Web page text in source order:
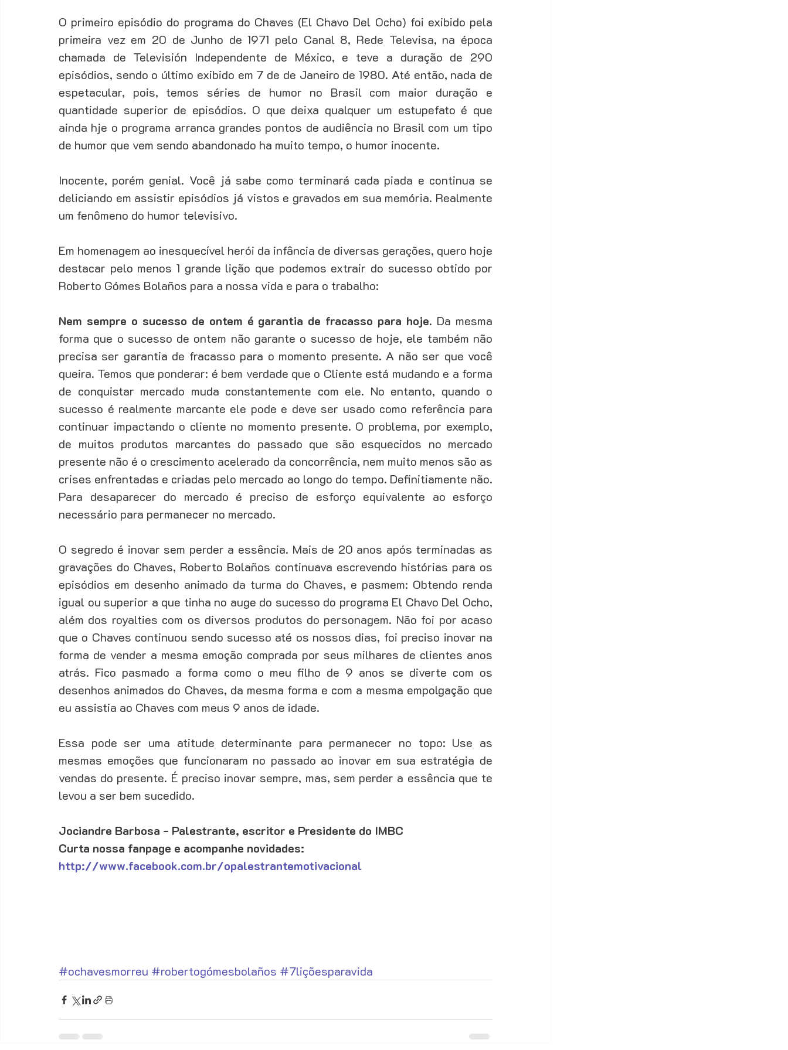
Fechamento Fidelização Funil de vendas Geração de leads Gestão de clientes Gestão de equipe
Gestão de Vendas
O primeiro episódio do programa do Chaves (El Chavo Del Ocho) foi exibido pela
primeira vez em 20 de Junho de 1971 pelo Canal 8, Rede Televisa, na época
chamada de Televisión Independente de México, e teve a duração de 290
episódios, sendo o último exibido em 7 de de Janeiro de 1980. Até então, nada de
espetacular, pois, temos séries de humor no Brasil com maior duração e
quantidade superior de episódios. O que deixa qualquer um estupefato é que
ainda hje o programa arranca grandes pontos de audiência no Brasil com um tipo
de humor que vem sendo abandonado ha muito tempo, o humor inocente.
Inocente, porém genial. Você já sabe como terminará cada piada e continua se
deliciando em assistir episódios já vistos e gravados em sua memória. Realmente
um fenômeno do humor televisivo.
Em homenagem ao inesquecível herói da infância de diversas gerações, quero hoje
destacar pelo menos 1 grande lição que podemos extrair do sucesso obtido por
Roberto Gómes Bolaños para a nossa vida e para o trabalho:
Nem sempre o sucesso de ontem é garantia de fracasso para hoje. Da mesma
forma que o sucesso de ontem não garante o sucesso de hoje, ele também não
precisa ser garantia de fracasso para o momento presente. A não ser que você
queira. Temos que ponderar: é bem verdade que o Cliente está mudando e a forma
de conquistar mercado muda constantemente com ele. No entanto, quando o
sucesso é realmente marcante ele pode e deve ser usado como referência para
continuar impactando o cliente no momento presente. O problema, por exemplo,
de muitos produtos marcantes do passado que são esquecidos no mercado
presente não é o crescimento acelerado da concorrência, nem muito menos são as
crises enfrentadas e criadas pelo mercado ao longo do tempo. Definitiamente não.
Para desaparecer do mercado é preciso de esforço equivalente ao esforço
necessário para permanecer no mercado.
O segredo é inovar sem perder a essência. Mais de 20 anos após terminadas as
gravações do Chaves, Roberto Bolaños continuava escrevendo histórias para os
episódios em desenho animado da turma do Chaves, e pasmem: Obtendo renda
igual ou superior a que tinha no auge do sucesso do programa El Chavo Del Ocho,
além dos royalties com os diversos produtos do personagem. Não foi por acaso
que o Chaves continuou sendo sucesso até os nossos dias, foi preciso inovar na
forma de vender a mesma emoção comprada por seus milhares de clientes anos
atrás. Fico pasmado a forma como o meu filho de 9 anos se diverte com os
desenhos animados do Chaves, da mesma forma e com a mesma empolgação que
eu assistia ao Chaves com meus 9 anos de idade.
Essa pode ser uma atitude determinante para permanecer no topo: Use as
mesmas emoções que funcionaram no passado ao inovar em sua estratégia de
vendas do presente. É preciso inovar sempre, mas, sem perder a essência que te
levou a ser bem sucedido.
Jociandre Barbosa - Palestrante, escritor e Presidente do IMBC
Curta nossa fanpage e acompanhe novidades:
http://www.facebook.com.br/opalestrantemotivacional
#ochavesmorreu #robertogómesbolaños #7liçõesparavida